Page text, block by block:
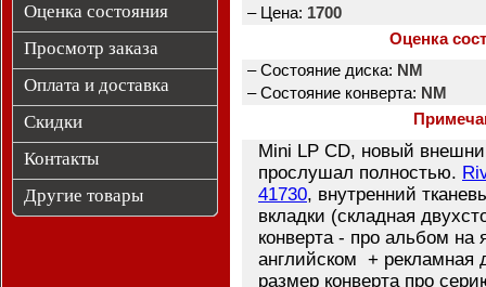
Оценка состояния
Просмотр заказа
Оплата и доставка
Скидки
Контакты
Другие товары
– Цена: 1700
Оценка
– Состояние диска: NM
– Состояние конверта: NM
Mini LP CD, новый
прослушал полностью.
41730, внутренний
вкладки (складная
конверта - про альбом на
английском + рекламная
размер конверта про